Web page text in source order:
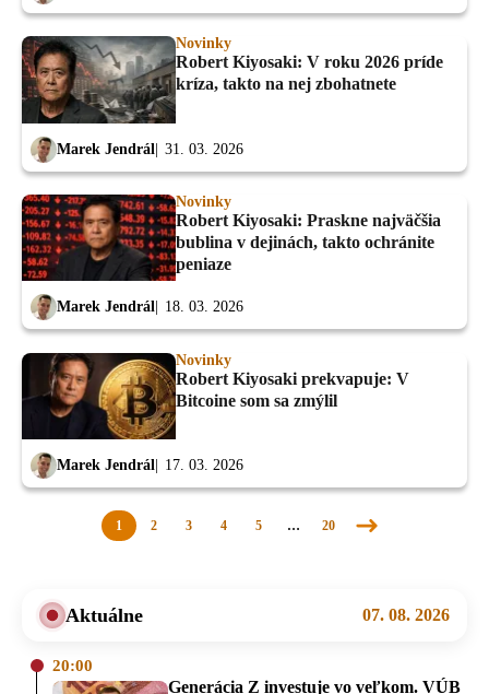
Novinky
Robert Kiyosaki: V roku 2026 príde
kríza, takto na nej zbohatnete
Marek Jendrál 31. 03. 2026
Novinky
Robert Kiyosaki: Praskne najväčšia
bublina v dejinách, takto ochránite
peniaze
Marek Jendrál 18. 03. 2026
Novinky
Robert Kiyosaki prekvapuje: V
Bitcoine som sa zmýlil
Marek Jendrál 17. 03. 2026
1 2 3 4 5 … 20
Nasledujúca
Aktuálne 07. 08. 2026
20:00
Generácia Z investuje vo veľkom. VÚB